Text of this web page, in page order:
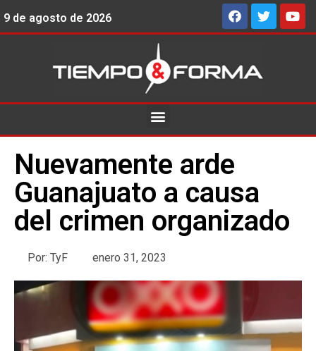
9 de agosto de 2026
Nuevamente arde
Guanajuato a causa
del crimen organizado
Por: TyF enero 31, 2023